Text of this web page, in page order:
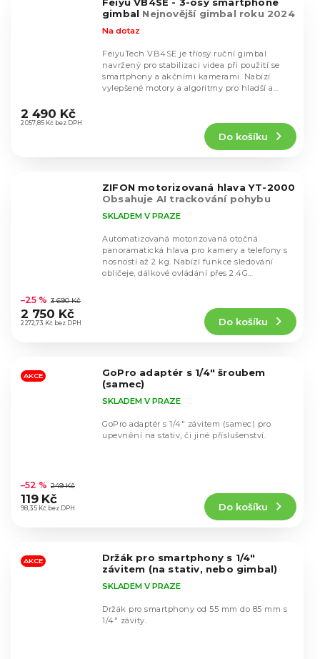
gimbal Nejnovější gimbal roku 2024
hodnocení
produktu
Na dotaz
2 057,85 Kč bez DPH
2 490 Kč
Do košíku
FeiyuTech VB4SE je tříosý ruční gimbal
navržený pro stabilizaci videa při použití se
smartphony a akčními kamerami. Nabízí
vylepšené motory a algoritmy pro hladší a
ZIFON motorizovaná hlava YT-2000
Obsahuje AI trackování pohybu
hodnocení
produktu
je
hvězdiček.
SKLADEM V PRAZE
2 272,73 Kč bez DPH
–25 % 3 690 Kč
2 750 Kč
Do košíku
Automatizovaná motorizovaná otočná
panoramatická hlava pro kamery a telefony s
nosností až 2 kg. Nabízí funkce sledování
obličeje, dálkové ovládání přes 2.4G
AKCE
GoPro adaptér s 1/4" šroubem
(samec)
hodnocení
produktu
je
hvězdiček.
SKLADEM V PRAZE
98,35 Kč bez DPH
–52 % 249 Kč
119 Kč
Do košíku
GoPro adaptér s 1/4" závitem (samec) pro
upevnění na stativ, či jiné příslušenství.
AKCE
Držák pro smartphony s 1/4"
závitem (na stativ, nebo gimbal)
SKLADEM V PRAZE
Držák pro smartphony od 55 mm do 85 mm s
1/4" závity.